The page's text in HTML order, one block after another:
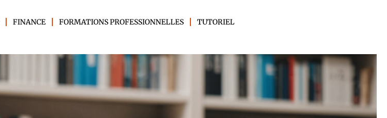
FINANCE FORMATIONS PROFESSIONNELLES TUTORIEL